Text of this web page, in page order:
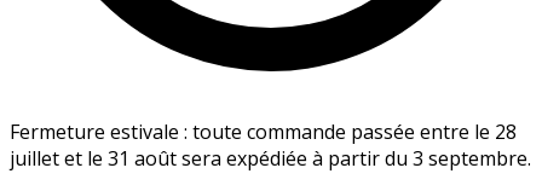
Fermeture estivale : toute commande passée entre le 28
juillet et le 31 août sera expédiée à partir du 3 septembre.